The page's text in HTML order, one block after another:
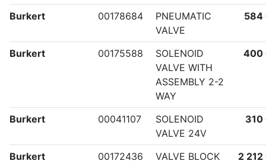
Burkert 00178684
PNEUMATIC
VALVE
584
Burkert 00175588
SOLENOID
VALVE WITH
ASSEMBLY 2-2
WAY
400
Burkert 00041107
SOLENOID
VALVE 24V
310
Burkert 00172436 VALVE BLOCK 2 212